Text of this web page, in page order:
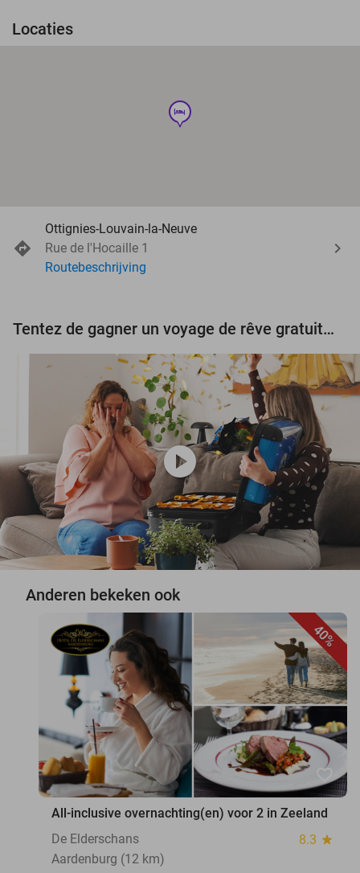
Locaties
hotel
Ottignies-Louvain-la-Neuve
Rue de l'Hocaille 1
Routebeschrijving
Tentez de gagner un voyage de rêve gratuit d'une valeur de 3.000 € !
play_circle
Anderen bekeken ook
40%
favorite_border
All-inclusive overnachting(en) voor 2 in Zeeland
De Elderschans
8.3 star
Aardenburg (12 km)